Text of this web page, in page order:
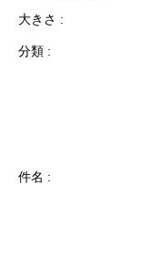
大きさ
分類
件名